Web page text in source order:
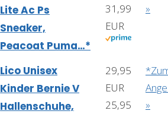
Lite Ac Ps
Sneaker,
Peacoat Puma…*
31,99
EUR
»
Lico Unisex
Kinder Bernie V
Hallenschuhe,
29,95
EUR
25,95
»